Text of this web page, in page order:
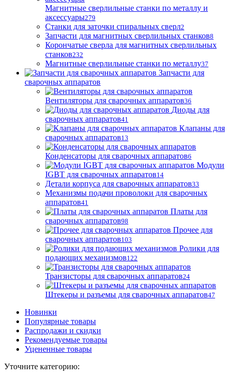
Магнитные сверлильные станки по металлу и
аксессуары279
Станки для заточки спиральных сверл2
Запчасти для магнитных сверлильных станков8
Корончатые сверла для магнитных сверлильных
станков232
Магнитные сверлильные станки по металлу37
Запчасти для
сварочных аппаратов
Вентиляторы для сварочных аппаратов36
Диоды для
сварочных аппаратов41
Клапаны для
сварочных аппаратов13
Конденсаторы для сварочных аппаратов6
Модули
IGBT для сварочных аппаратов14
Детали корпуса для сварочных аппаратов33
Механизмы подачи проволоки для сварочных
аппаратов41
Платы для
сварочных аппаратов98
Прочее для
сварочных аппаратов103
Ролики для
подающих механизмов122
Транзисторы для сварочных аппаратов24
Штекеры и разъемы для сварочных аппаратов47
Новинки
Популярные товары
Распродажи и скидки
Рекомендуемые товары
Уцененные товары
Уточните категорию: